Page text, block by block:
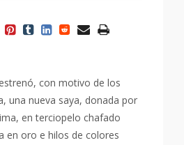
con motivo de los
una nueva saya, donada por
en terciopelo chafado
en oro e hilos de colores